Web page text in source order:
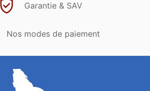
Garantie & SAV
Nos modes de paiement